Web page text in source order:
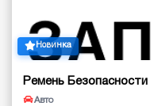
Новинка
Ремень Безопасности
Авто